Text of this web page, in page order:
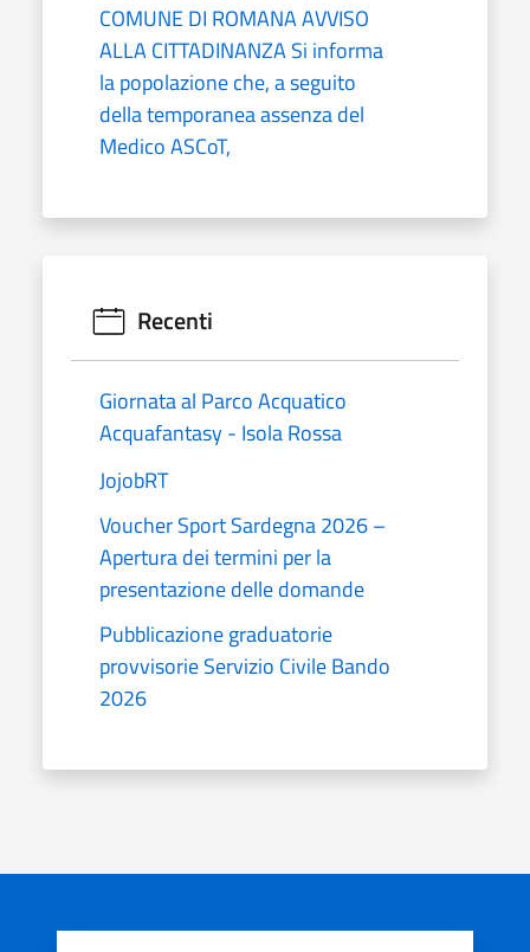
COMUNE DI ROMANA AVVISO
ALLA CITTADINANZA Si informa
la popolazione che, a seguito
della temporanea assenza del
Medico ASCoT,
Recenti
Giornata al Parco Acquatico
Acquafantasy - Isola Rossa
JojobRT
Voucher Sport Sardegna 2026 –
Apertura dei termini per la
presentazione delle domande
Pubblicazione graduatorie
provvisorie Servizio Civile Bando
2026